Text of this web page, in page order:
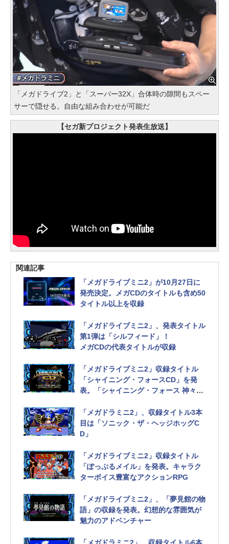
「メガドライブ2」と「スーパー32X」合体時の隙間もスペー
サーで隠せる。自由な組み合わせが可能だ
【セガ新プロジェクト発表生放送】
関連記事
「メガドライブミニ2」が10月27日に
発売決定。メガCDのタイトルも含め50
タイトル以上を収録
「メガドライブミニ2」、発表タイトル
第1弾は「シルフィード」！
メガCDの代表タイトルが収録
「メガドライブミニ2」収録タイトル
「シャイニング・フォースCD」を発
表。「シャイニング・フォース 神々の
「メガドラミニ2」、収録タイトル3本
目は「ソニック・ザ・ヘッジホッグC
D」
「メガドライブミニ2」収録タイトル
「ぽっぷるメイル」を発表。キャラク
ターボイス豊富なアクションRPG
「メガドライブミニ2」、「夢見館の物
語」の収録を発表。幻想的な雰囲気が
魅力のアドベンチャー